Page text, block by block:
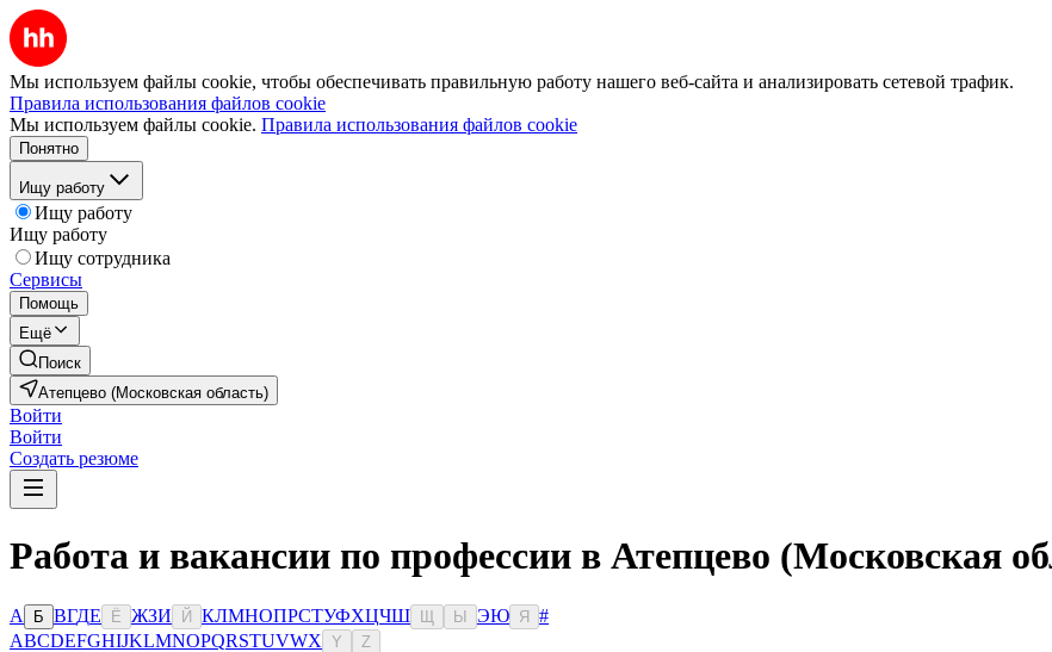
Мы используем файлы cookie, чтобы обеспечивать правильную работу нашего веб-сайта и анализировать сетевой трафик.
Правила использования файлов cookie
Мы используем файлы cookie. Правила использования файлов cookie
Понятно
Ищу работу
Ищу работу
Ищу работу
Ищу сотрудника
Сервисы
Помощь
Ещё
Поиск
Атепцево (Московская область)
Войти
Войти
Создать резюме
Работа и вакансии по профессии в Атепцево (Московская
А Б ВГДЕ Ё ЖЗИ Й КЛМНОПРСТУФХЦЧШ Ы ЭЮ Я
#
ABCDEFGHIJKLMNOPQRSTUVWX Y Z